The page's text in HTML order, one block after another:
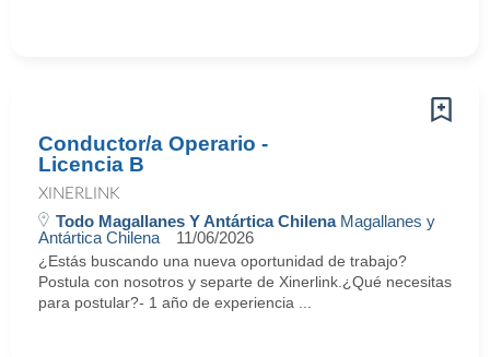
Conductor/a Operario -
Licencia B
XINERLINK
Todo Magallanes Y Antártica ChilenaMagallanes y
Antártica Chilena
11/06/2026
¿Estás buscando una nueva oportunidad de trabajo?
Postula con nosotros y separte de Xinerlink.¿Qué necesitas
para postular?- 1 año de experiencia ...